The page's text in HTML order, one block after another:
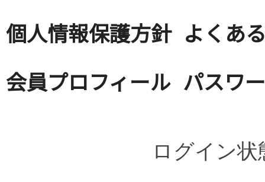
個人情報保護方針 よくあ
会員プロフィール パスワ
ログイン